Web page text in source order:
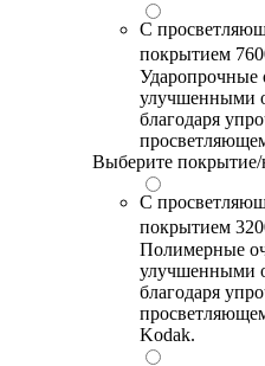
С
покрытием
Ударопрочные
улучшенными
благодаря
Выберите покрытие/
С
покрытием
Полимерные
улучшенными
благодаря
Kodak.